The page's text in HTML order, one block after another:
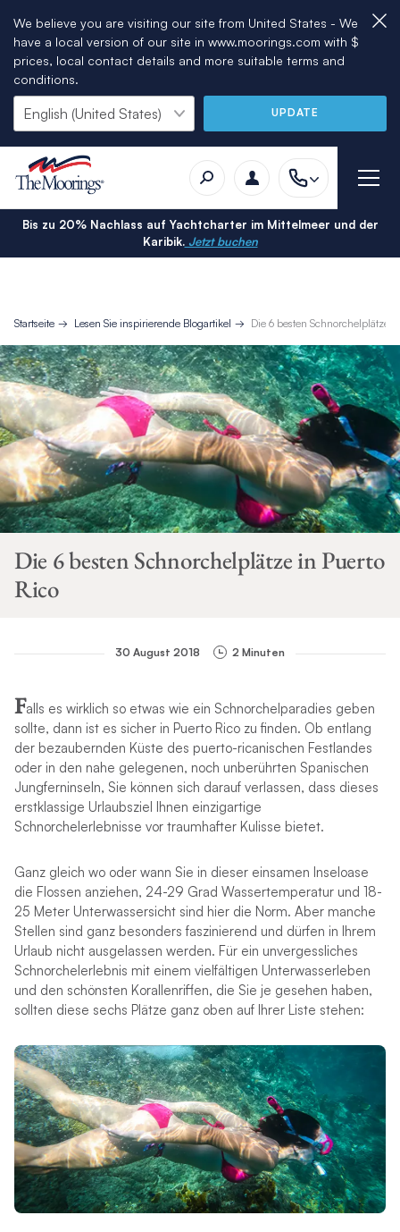
We believe you are visiting our site from United States - We
have a local version of our site in www.moorings.com with $
prices, local contact details and more suitable terms and
conditions.
UPDATE
Bis zu 20% Nachlass auf Yachtcharter im Mittelmeer und der
Karibik.Jetzt buchen
Startseite Lesen Sie inspirierende Blogartikel Die 6 besten Schnorchelplätze
Die 6 besten Schnorchelplätze in Puerto
Rico
30 August 2018 2 Minuten
Falls es wirklich so etwas wie ein Schnorchelparadies geben
sollte, dann ist es sicher in Puerto Rico zu finden. Ob entlang
der bezaubernden Küste des puerto-ricanischen Festlandes
oder in den nahe gelegenen, noch unberührten Spanischen
Jungferninseln, Sie können sich darauf verlassen, dass dieses
erstklassige Urlaubsziel Ihnen einzigartige
Schnorchelerlebnisse vor traumhafter Kulisse bietet.
Ganz gleich wo oder wann Sie in dieser einsamen Inseloase
die Flossen anziehen, 24-29 Grad Wassertemperatur und 18-
25 Meter Unterwassersicht sind hier die Norm. Aber manche
Stellen sind ganz besonders faszinierend und dürfen in Ihrem
Urlaub nicht ausgelassen werden. Für ein unvergessliches
Schnorchelerlebnis mit einem vielfältigen Unterwasserleben
und den schönsten Korallenriffen, die Sie je gesehen haben,
sollten diese sechs Plätze ganz oben auf Ihrer Liste stehen: